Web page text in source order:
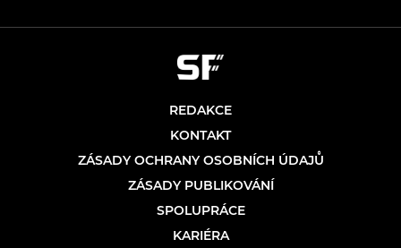
REDAKCE
KONTAKT
ZÁSADY OCHRANY OSOBNÍCH ÚDAJŮ
ZÁSADY PUBLIKOVÁNÍ
SPOLUPRÁCE
KARIÉRA